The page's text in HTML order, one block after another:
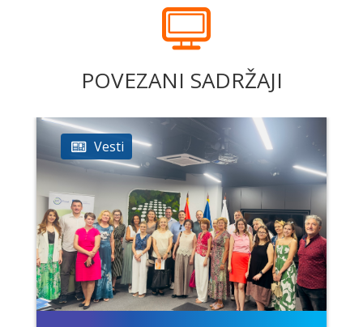
POVEZANI SADRŽAJI
Vesti